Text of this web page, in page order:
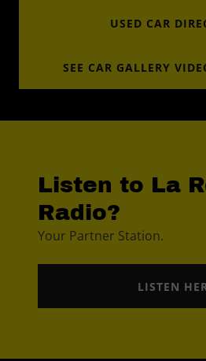
USED CAR
SEE CAR GALLERY
Listen to La
Radio?
Your Partner Station.
LISTEN